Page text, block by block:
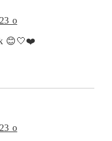
o
😊🤍❤️
o